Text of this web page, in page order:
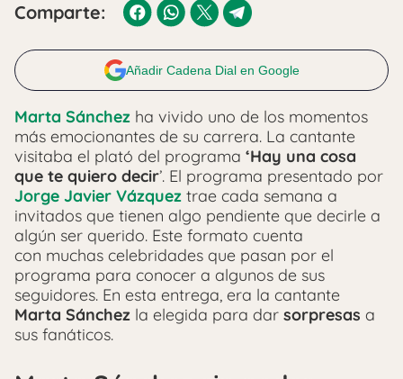
Comparte:
Añadir Cadena Dial en Google
Marta Sánchez ha vivido uno de los momentos
más emocionantes de su carrera. La cantante
visitaba el plató del programa ‘Hay una cosa
que te quiero decir’. El programa presentado por
Jorge Javier Vázquez trae cada semana a
invitados que tienen algo pendiente que decirle a
algún ser querido. Este formato cuenta
con muchas celebridades que pasan por el
programa para conocer a algunos de sus
seguidores. En esta entrega, era la cantante
Marta Sánchez la elegida para dar sorpresas a
sus fanáticos.